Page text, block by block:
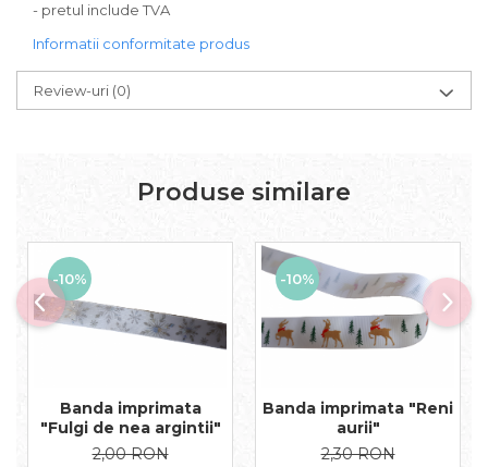
- pretul include TVA
Informatii conformitate produs
Review-uri (0)
Produse similare
-10%
Banda imprimata
"Fulgi de nea argintii"
2,00 RON
-10%
Banda imprimata "Reni
aurii"
2,30 RON